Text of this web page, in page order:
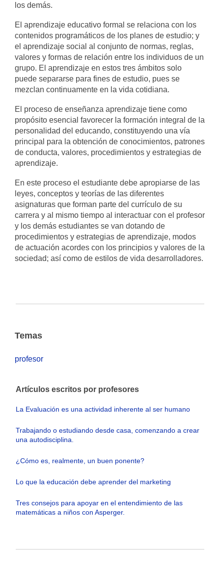
los demás.
El aprendizaje educativo formal se relaciona con los
contenidos programáticos de los planes de estudio; y
el aprendizaje social al conjunto de normas, reglas,
valores y formas de relación entre los individuos de un
grupo. El aprendizaje en estos tres ámbitos solo
puede separarse para fines de estudio, pues se
mezclan continuamente en la vida cotidiana.
El proceso de enseñanza aprendizaje tiene como
propósito esencial favorecer la formación integral de la
personalidad del educando, constituyendo una vía
principal para la obtención de conocimientos, patrones
de conducta, valores, procedimientos y estrategias de
aprendizaje.
En este proceso el estudiante debe apropiarse de las
leyes, conceptos y teorías de las diferentes
asignaturas que forman parte del currículo de su
carrera y al mismo tiempo al interactuar con el profesor
y los demás estudiantes se van dotando de
procedimientos y estrategias de aprendizaje, modos
de actuación acordes con los principios y valores de la
sociedad; así como de estilos de vida desarrolladores.
Temas
profesor
Artículos escritos por profesores
La Evaluación es una actividad inherente al ser humano
Trabajando o estudiando desde casa, comenzando a crear
una autodisciplina.
¿Cómo es, realmente, un buen ponente?
Lo que la educación debe aprender del marketing
Tres consejos para apoyar en el entendimiento de las
matemáticas a niños con Asperger.